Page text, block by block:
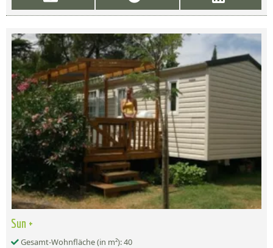
Sun +
Gesamt-Wohnfläche (in m²): 40